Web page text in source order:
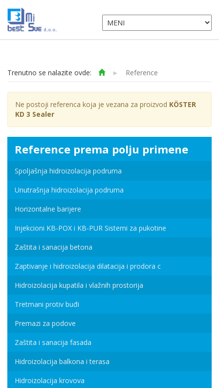
Trenutno se nalazite ovde: ► Reference
Ne postoji referenca koja je vezana za proizvod KÖSTER
KD 3 Sealer
Reference prema polju primene
Spoljašnja hidroizolacija podruma
Unutrašnja hidroizolacija podruma
Horizontalne barijere
Injekcioni KB-POX i KB-PUR Sistemi za pukotine
Zaštita i sanacija betona
Zaptivanje i hidroizolacija dilatacija i prodora c
Hidroizolacija kupatila i vlažnih prostorija
Tretmani protiv buđi
Premazi za podove
Zaštita i sanacija fasada
Hidroizolacija balkona i terasa
Hidroizolacija krovova